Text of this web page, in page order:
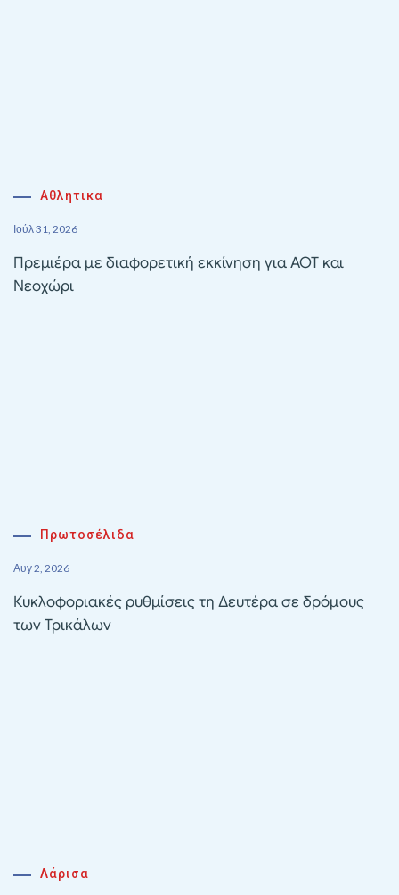
Αθλητικα
Ιούλ 31, 2026
Πρεμιέρα με διαφορετική εκκίνηση για ΑΟΤ και
Νεοχώρι
Πρωτοσέλιδα
Αυγ 2, 2026
Κυκλοφοριακές ρυθμίσεις τη Δευτέρα σε δρόμους
των Τρικάλων
Λάρισα